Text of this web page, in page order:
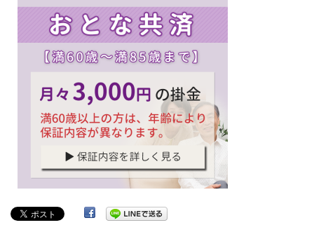
こども共済（0歳～満14歳）
おとな共済（満15歳～満59歳）
よくある質問
組合員特典
組合概要
無料資料請求